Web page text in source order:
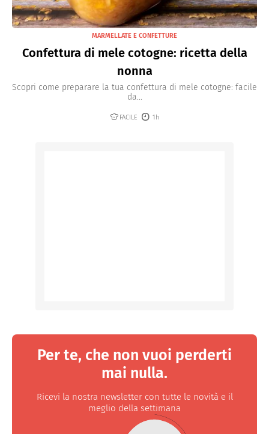
MARMELLATE E CONFETTURE
Confettura di mele cotogne: ricetta della
nonna
Scopri come preparare la tua confettura di mele cotogne: facile
da...
FACILE 1h
Per te, che non vuoi perderti
mai nulla.
Ricevi la nostra newsletter con tutte le novità e il
meglio della settimana